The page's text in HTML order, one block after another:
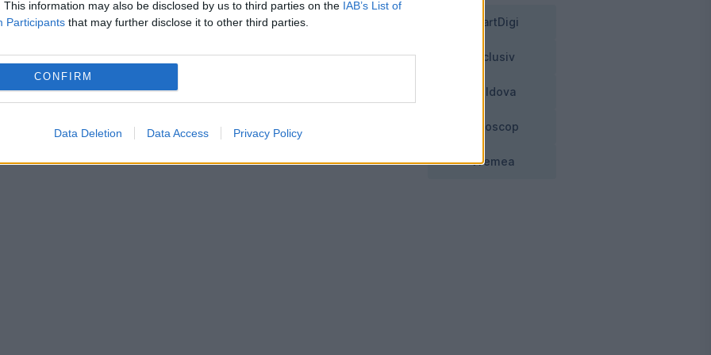
This information may also be disclosed by us to third parties on the IAB’s List of
Participants that may further disclose it to other third parties.
CONFIRM
Data Deletion Data Access Privacy Policy
în Direcția Juridică și Resurse Umane
în mai multe controverse în mandatul
dovadă de transparență pentru a rezolva
SmartDigi
Exclusiv
Moldova
Horoscop
Vremea